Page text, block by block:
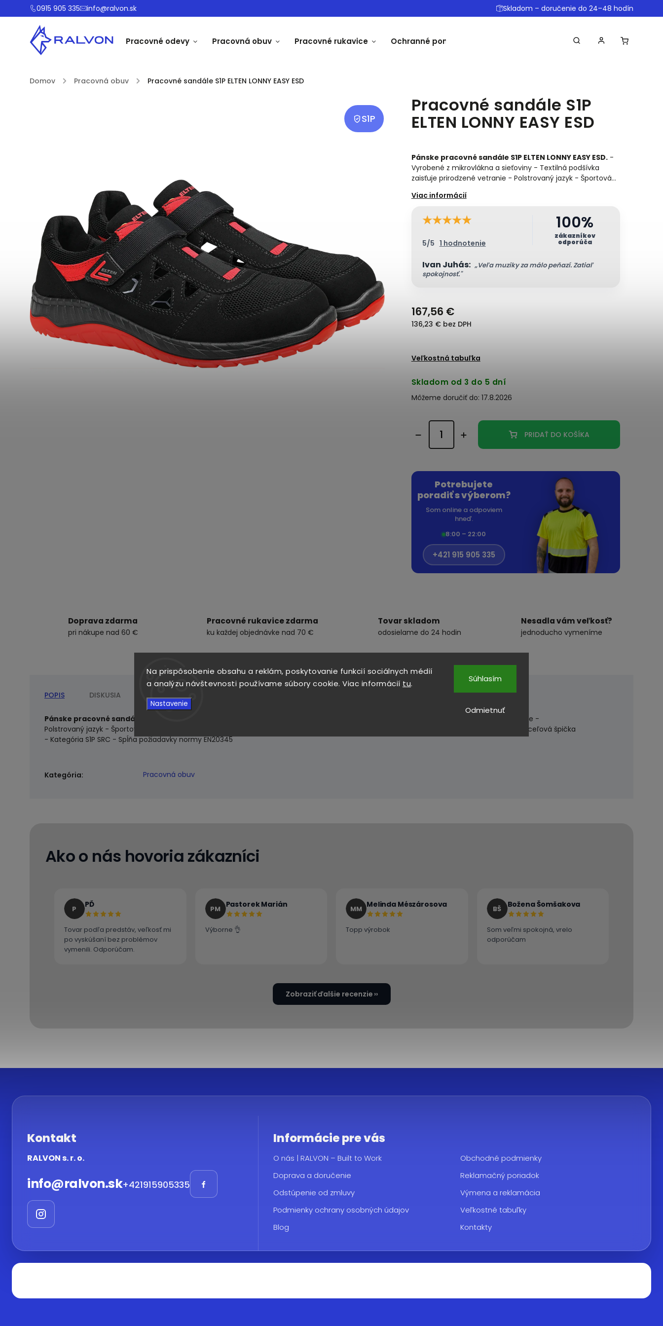
Na prispôsobenie obsahu a reklám, poskytovanie funkcií sociálnych médií
a analýzu návštevnosti používame súbory cookie. Viac informácií tu.
Nastavenie
Odmietnuť
Súhlasím
0915 905 335 info@ralvon.sk Skladom – doručenie do 24–48 hodín
Pracovné odevy Pracovná obuv Pracovné rukavice Ochranné pomôcky Obchodné podmienky
Domov / Pracovná obuv / Pracovné sandále S1P ELTEN LONNY EASY ESD
S1P
Pracovné sandále S1P
ELTEN LONNY EASY ESD
Pánske pracovné sandále S1P ELTEN LONNY EASY ESD.-
Vyrobené z mikrovlákna a sieťoviny - Textilná podšívka
zaisťuje prirodzené vetranie - Polstrovaný jazyk - Športová…
★★★★★
5/5 1 hodnotenie
100%
zákazníkov
odporúča
Ivan Juhás: „Veľa muziky za málo peňazí. Zatiaľ
spokojnosť."
167,56 €
136,23 € bez DPH
Veľkostná tabuľka
Skladom od 3 do 5 dní
Môžeme doručiť do: 17.8.2026
PRIDAŤ DO KOŠÍKA
Potrebujete
poradiť s výberom?
Som online a odpoviem
hneď.
8:00 – 22:00
+421 915 905 335
Doprava zdarma
pri nákupe nad 60 €
Pracovné rukavice zdarma
ku každej objednávke nad 70 €
Tovar skladom
odosielame do 24 hodin
Nesadla vám veľkosť?
jednoducho vymeníme
POPIS DISKUSIA
Pánske pracovné sandále S1P ELTEN LONNY EASY ESD.
- Vyrobené z mikrovlákna a sieťoviny - Textilná podšívka zaisťuje prirodzené vetranie -
Polstrovaný jazyk - Športová ESD stielka po celej dĺžke - Nekovová, proti prepichnutiu odolná medzipodrážka - Podrážka TPU/PU MAXXIMO - Oceľová špička
- Kategória S1P SRC - Spĺňa požiadavky normy EN20345
Kategória: Pracovná obuv
Ako o nás hovoria zákazníci
P PĎ
Tovar podľa predstáv, veľkosť mi
po vyskúšaní bez problémov
vymenili. Odporúčam.
PM Pastorek Marián
Výborne 👌
MM Melinda Mészárosova
Topp výrobok
BŠ Božena Šomšakova
Som veľmi spokojná, vrelo
odporúčam
Zobraziť ďalšie recenzie
Kontakt
RALVON s. r. o.
info@ralvon.sk+421915905335
Informácie pre vás
O nás | RALVON – Built to Work
Obchodné podmienky
Doprava a doručenie
Reklamačný poriadok
Odstúpenie od zmluvy
Výmena a reklamácia
Podmienky ochrany osobných údajov
Veľkostné tabuľky
Blog
Kontakty